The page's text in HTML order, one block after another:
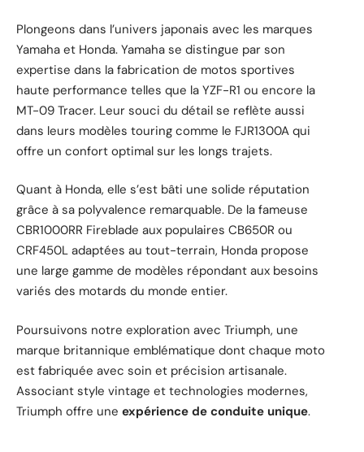
Plongeons dans l’univers japonais avec les marques
Yamaha et Honda. Yamaha se distingue par son
expertise dans la fabrication de motos sportives
haute performance telles que la YZF-R1 ou encore la
MT-09 Tracer. Leur souci du détail se reflète aussi
dans leurs modèles touring comme le FJR1300A qui
offre un confort optimal sur les longs trajets.
Quant à Honda, elle s’est bâti une solide réputation
grâce à sa polyvalence remarquable. De la fameuse
CBR1000RR Fireblade aux populaires CB650R ou
CRF450L adaptées au tout-terrain, Honda propose
une large gamme de modèles répondant aux besoins
variés des motards du monde entier.
Poursuivons notre exploration avec Triumph, une
marque britannique emblématique dont chaque moto
est fabriquée avec soin et précision artisanale.
Associant style vintage et technologies modernes,
Triumph offre une expérience de conduite unique.